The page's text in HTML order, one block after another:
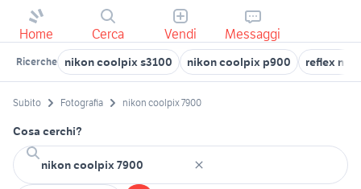
Home Cerca Vendi Messaggi
Ricerche nikon coolpix s3100 nikon coolpix p900 reflex
Subito Fotografia nikon coolpix 7900
Cosa cerchi?